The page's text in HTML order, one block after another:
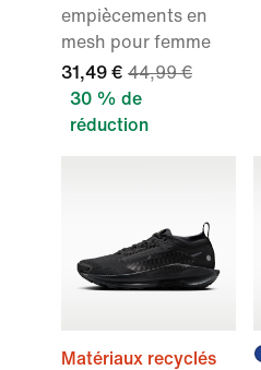
empiècements en
mesh pour femme
31,49 € 44,99 €
30 % de
réduction
Matériaux recyclés